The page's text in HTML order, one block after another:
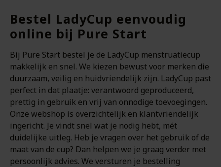
Bestel LadyCup eenvoudig
online bij Pure Start
Bij Pure Start bestel je de LadyCup menstruatiecup
makkelijk en snel. We kiezen bewust voor merken die
duurzaam, veilig en huidvriendelijk zijn. LadyCup past
perfect in dat plaatje: verantwoord geproduceerd,
prettig in gebruik en vrij van onnodige toevoegingen.
Onze webshop is overzichtelijk en klantvriendelijk
ingericht. Je vindt snel wat je nodig hebt, mét
duidelijke uitleg. Heb je vragen over het gebruik of de
maat van de cup? Dan helpen we je graag verder met
persoonlijk advies. We versturen je bestelling